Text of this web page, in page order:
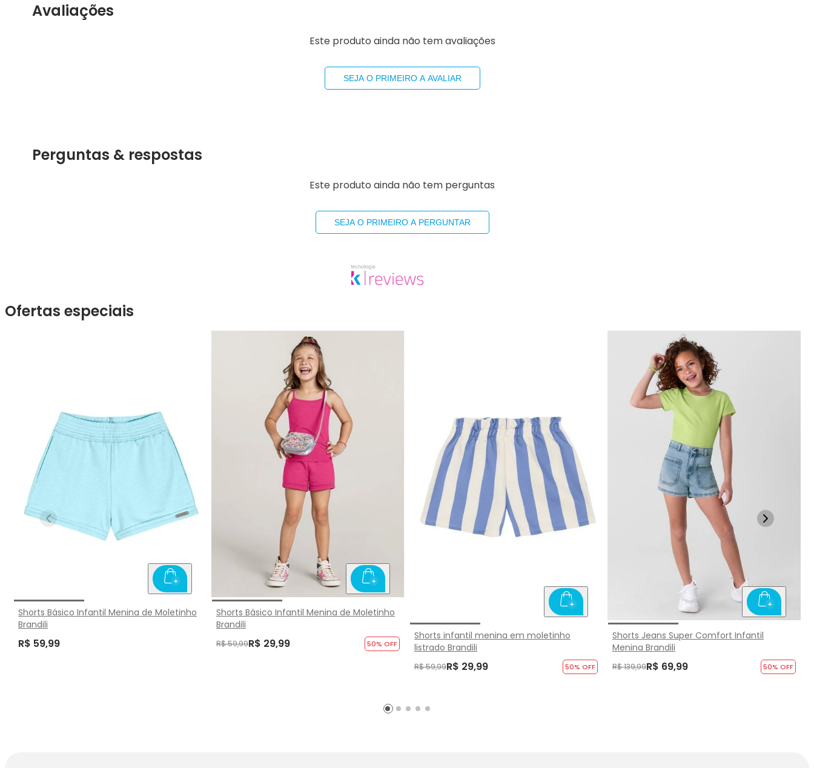
Avaliações
Este produto ainda não tem avaliações
SEJA O PRIMEIRO A AVALIAR
Perguntas & respostas
Este produto ainda não tem perguntas
SEJA O PRIMEIRO A PERGUNTAR
Ofertas especiais
Shorts Básico Infantil Menina de Moletinho
Brandili
R$ 59,99
Shorts Básico Infantil Menina de Moletinho
Brandili
R$ 59,99R$ 29,99 50% OFF
Shorts infantil menina em moletinho
listrado Brandili
R$ 59,99R$ 29,99 50% OFF
Shorts Jeans Super Comfort Infantil
Menina Brandili
R$ 139,99R$ 69,99 50% OFF